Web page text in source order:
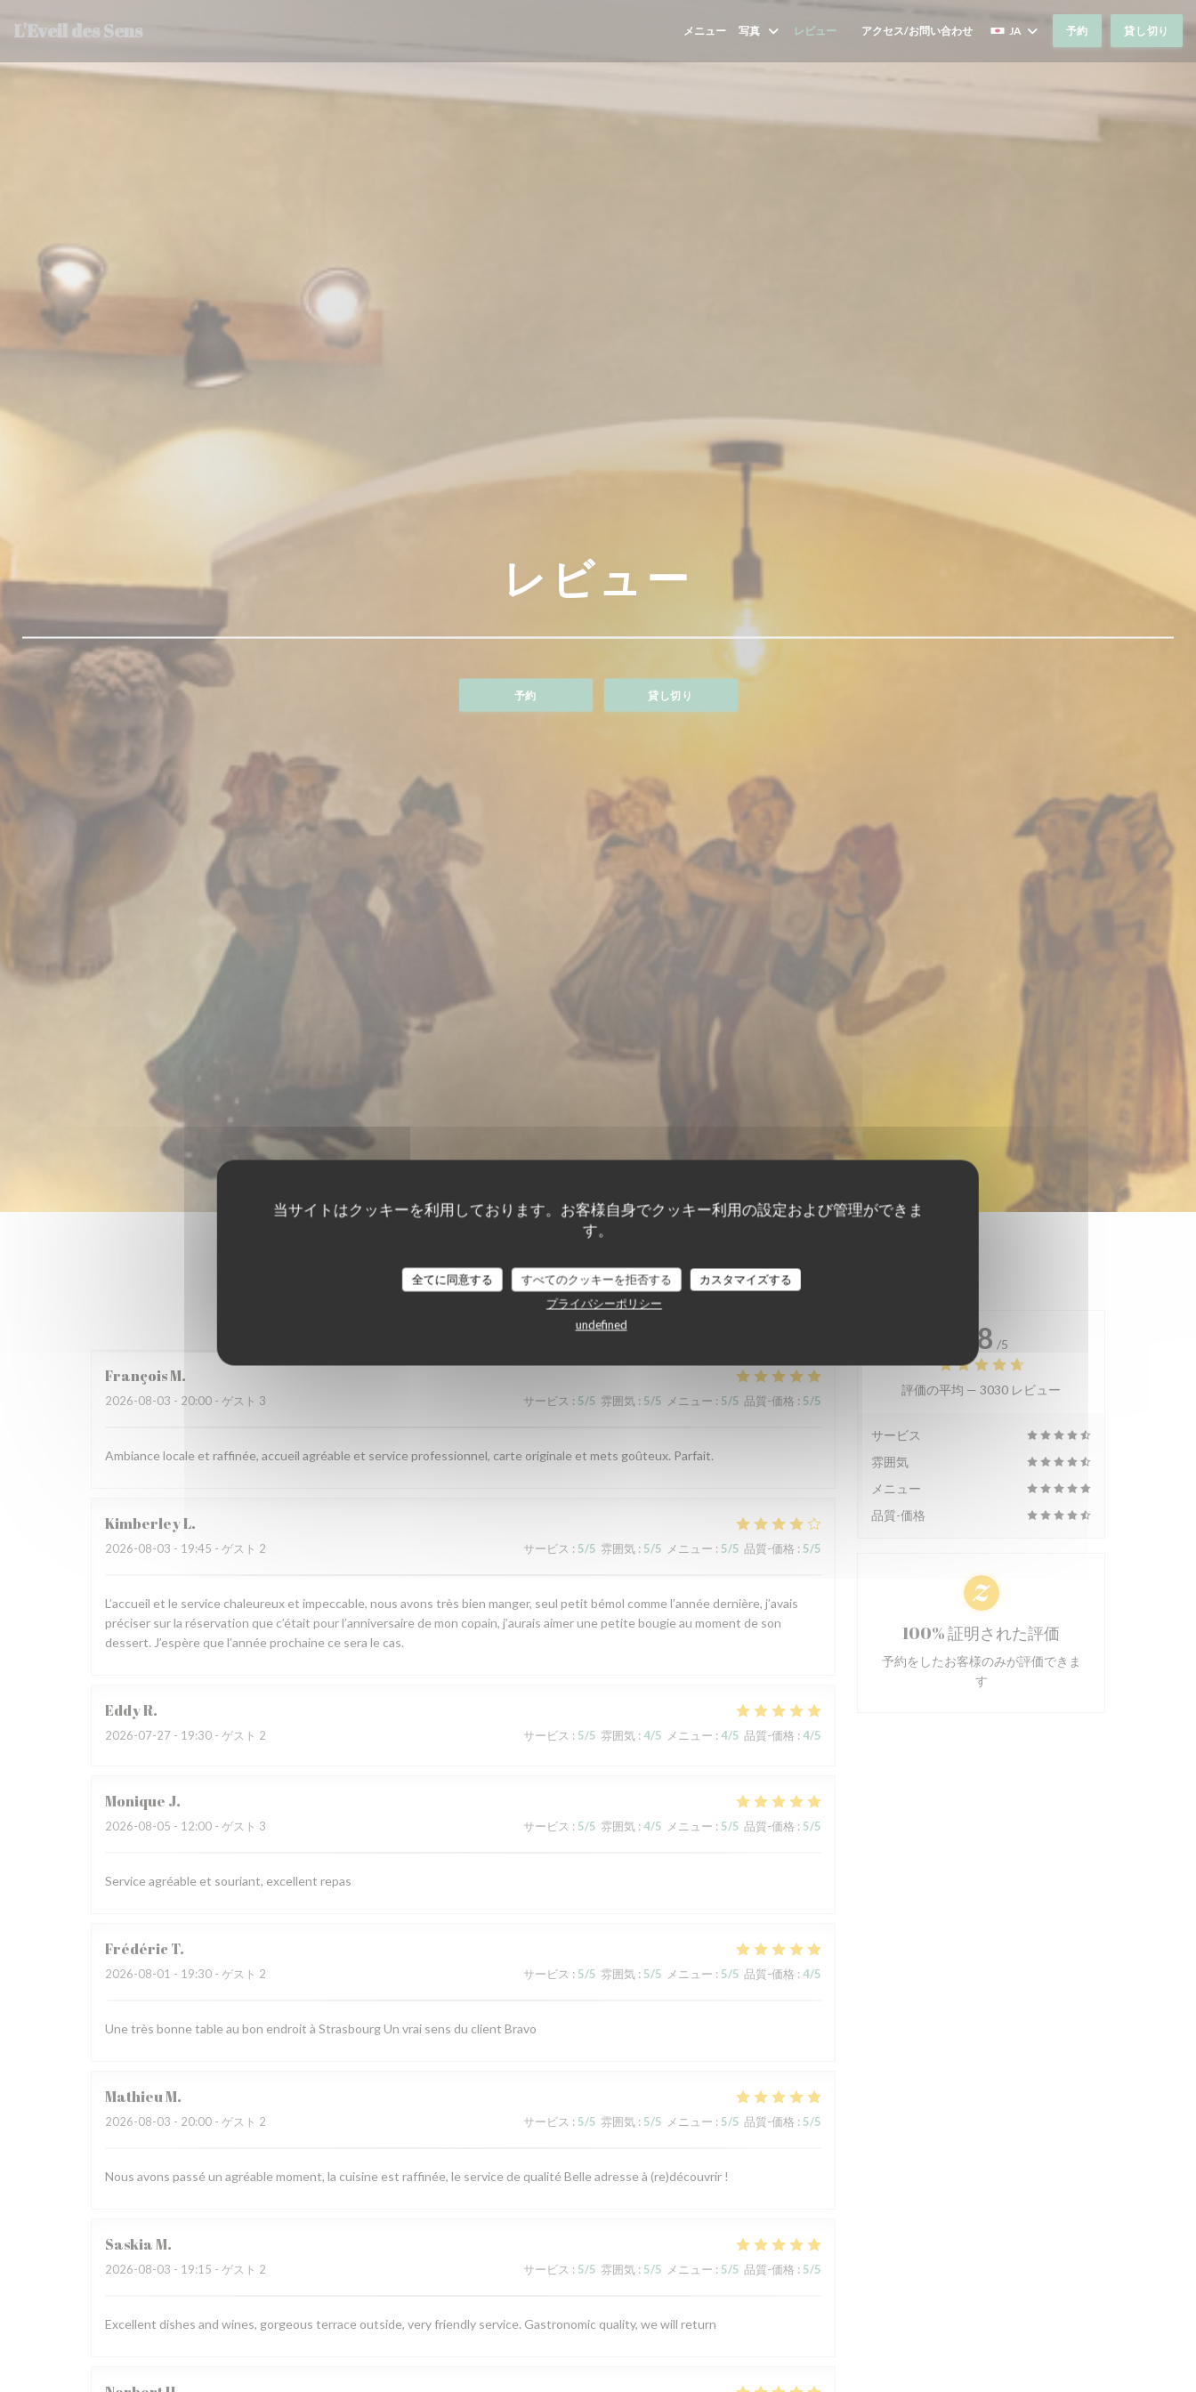
当サイトはクッキーを利用しております。お客様自身でクッキー利用の設定および管理ができま
す。
全てに同意する すべてのクッキーを拒否する
カスタマイズする
プライバシーポリシー
undefined
L'Eveil des Sens メニュー 写真 レビュー ((新しいウィンドウで開きます))
アクセス/お問い合わせ JA 予約 貸し切り
レビュー
予約 貸し切り
顧客の評価
FrançoisM
2026-08-03 - 20:00 - ゲスト 3 サービス : 5/5 雰囲気 : 5/5 メニュー : 5/5 品質-価格 : 5/5
Ambiance locale et raffinée, accueil agréable et service professionnel, carte originale et mets goûteux. Parfait.
KimberleyL
2026-08-03 - 19:45 - ゲスト 2 サービス : 5/5 雰囲気 : 5/5 メニュー : 5/5 品質-価格 : 5/5
L’accueil et le service chaleureux et impeccable, nous avons très bien manger, seul petit bémol comme l’année dernière, j’avais
préciser sur la réservation que c’était pour l’anniversaire de mon copain, j’aurais aimer une petite bougie au moment de son
dessert. J’espère que l’année prochaine ce sera le cas.
EddyR
2026-07-27 - 19:30 - ゲスト 2 サービス : 5/5 雰囲気 : 4/5 メニュー : 4/5 品質-価格 : 4/5
Monique J
2026-08-05 - 12:00 - ゲスト 3 サービス : 5/5 雰囲気 : 4/5 メニュー : 5/5 品質-価格 : 5/5
Service agréable et souriant, excellent repas
Frédéric T
2026-08-01 - 19:30 - ゲスト 2 サービス : 5/5 雰囲気 : 5/5 メニュー : 5/5 品質-価格 : 4/5
Une très bonne table au bon endroit à Strasbourg Un vrai sens du client Bravo
MathieuM
2026-08-03 - 20:00 - ゲスト 2 サービス : 5/5 雰囲気 : 5/5 メニュー : 5/5 品質-価格 : 5/5
Nous avons passé un agréable moment, la cuisine est raffinée, le service de qualité Belle adresse à (re)découvrir !
SaskiaM
2026-08-03 - 19:15 - ゲスト 2 サービス : 5/5 雰囲気 : 5/5 メニュー : 5/5 品質-価格 : 5/5
Excellent dishes and wines, gorgeous terrace outside, very friendly service. Gastronomic quality, we will return
4.8 /5
評価の平均 — 3030 レビュー
サービス
雰囲気
メニュー
品質-価格
100% 証明された評価
予約をしたお客様のみが評価できま
す